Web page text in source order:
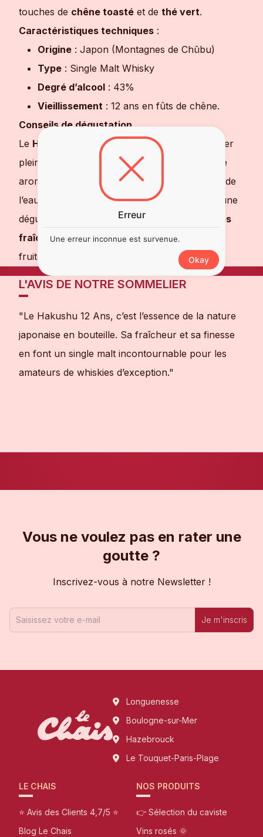
touches de chêne toasté et de thé vert.
Caractéristiques techniques :
Origine : Japon (Montagnes de Chūbu)
Type : Single Malt Whisky
Degré d’alcool : 43%
Vieillissement : 12 ans en fûts de chêne.
Conseils de dégustation
Le Hakushu 12 Anss’apprécie pur pour profiter
pleinement de sa fraîcheur et de sa complexité
aromatique. Idéal également en highball, avec de
l’eau gazeuse et une tranche de citron, pour une
dégustation estivale. Accompagnez-le d’
huîtres
fraîches, depoissons fumés, ou d’un dessert
fruité comme une
L'AVIS DE NOTRE SOMMELIER
"Le Hakushu 12 Ans, c’est l’essence de la nature
japonaise en bouteille. Sa fraîcheur et sa finesse
en font un single malt incontournable pour les
amateurs de whiskies d’exception."
Vous ne voulez pas en rater une
goutte ?
Inscrivez-vous à notre Newsletter !
Je m'inscris
Longuenesse
Boulogne-sur-Mer
Hazebrouck
Le Touquet-Paris-Plage
LE CHAIS
⭐ Avis des Clients 4,7/5 ⭐
Blog Le Chais
NOS PRODUITS
👉 Sélection du caviste
Vins rosés 🌞
Erreur
Une erreur inconnue est survenue.
Okay